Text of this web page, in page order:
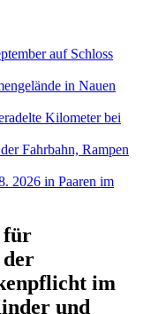
auf Schloss
in Nauen
Kilometer bei
Fahrbahn, Rampen
2026 in Paaren im
für
im
und